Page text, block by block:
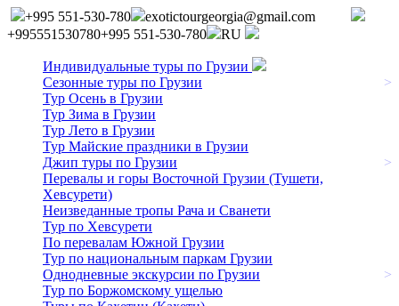
+995 551-530-780
exotictourgeorgia@gmail.com
+995551530780+995 551-530-780 RU
Индивидуальные туры по Грузии
Сезонные туры по Грузии
>
Тур Осень в Грузии
Тур Зима в Грузии
Тур Лето в Грузии
Тур Майские праздники в Грузии
Джип туры по Грузии
>
Перевалы и горы Восточной Грузии (Тушети,
Хевсурети)
Неизведанные тропы Рача и Сванети
Тур по Хевсурети
По перевалам Южной Грузии
Тур по национальным паркам Грузии
Однодневные экскурсии по Грузии
>
Тур по Боржомскому ущелью